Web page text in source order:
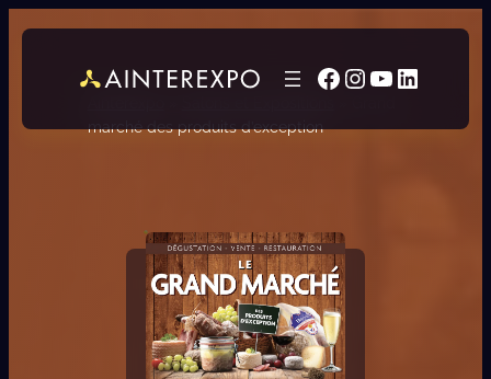
Facebook
Instagram
YouTube
marché des produits d’exception